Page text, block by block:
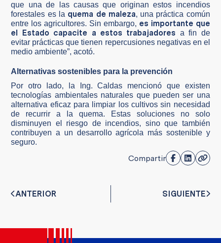
que una de las causas que originan estos incendios
forestales es la quema de maleza, una práctica común
entre los agricultores. Sin embargo, es importante que
el Estado capacite a estos trabajadores a fin de
evitar prácticas que tienen repercusiones negativas en el
medio ambiente”, acotó.
Alternativas sostenibles para la prevención
Por otro lado, la Ing. Caldas mencionó que existen
tecnologías ambientales naturales que pueden ser una
alternativa eficaz para limpiar los cultivos sin necesidad
de recurrir a la quema. Estas soluciones no solo
disminuyen el riesgo de incendios, sino que también
contribuyen a un desarrollo agrícola más sostenible y
seguro.
Compartir
ANTERIOR SIGUIENTE